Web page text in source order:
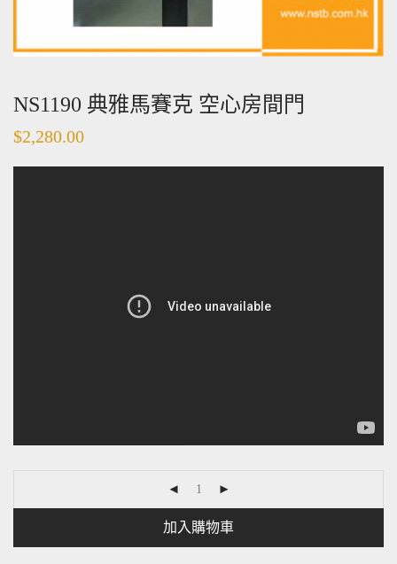
NS1190 典雅馬賽克 空心房間門
$2,280.00
加入購物車